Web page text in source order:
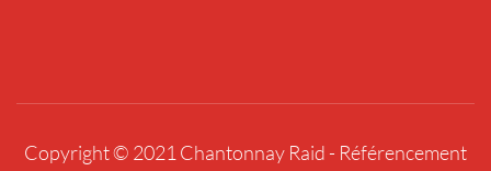
Copyright © 2021 Chantonnay Raid - Référencement